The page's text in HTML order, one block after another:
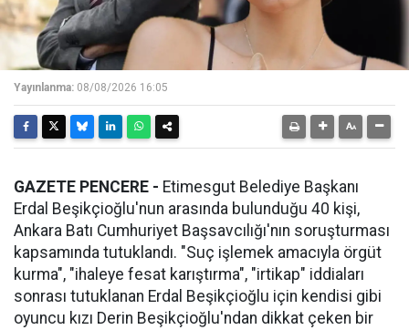
Yayınlanma: 08/08/2026 16:05
GAZETE PENCERE - Etimesgut Belediye Başkanı
Erdal Beşikçioğlu'nun arasında bulunduğu 40 kişi,
Ankara Batı Cumhuriyet Başsavcılığı'nın soruşturması
kapsamında tutuklandı. "Suç işlemek amacıyla örgüt
kurma", "ihaleye fesat karıştırma", "irtikap" iddiaları
sonrası tutuklanan Erdal Beşikçioğlu için kendisi gibi
oyuncu kızı Derin Beşikçioğlu'ndan dikkat çeken bir